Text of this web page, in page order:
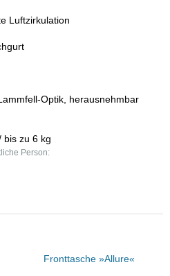
Luftzirkulation
Optik, herausnehmbar
bis zu 6 kg
Person:
Fronttasche »Allure«